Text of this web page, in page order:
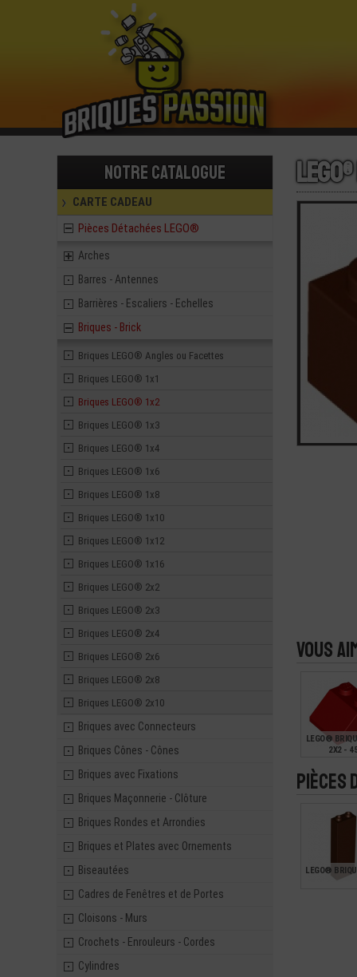
Notre catalogue
CARTE CADEAU
Pièces Détachées LEGO®
Arches
Barres - Antennes
Barrières - Escaliers - Echelles
Briques - Brick
Briques LEGO® Angles ou Facettes
Briques LEGO® 1x1
Briques LEGO® 1x2
Briques LEGO® 1x3
Briques LEGO® 1x4
Briques LEGO® 1x6
Briques LEGO® 1x8
Briques LEGO® 1x10
Briques LEGO® 1x12
Briques LEGO® 1x16
Briques LEGO® 2x2
Briques LEGO® 2x3
Briques LEGO® 2x4
Briques LEGO® 2x6
Briques LEGO® 2x8
Briques LEGO® 2x10
Briques avec Connecteurs
Briques Cônes - Cônes
Briques avec Fixations
Briques Maçonnerie - Clôture
Briques Rondes et Arrondies
Briques et Plates avec Ornements
Biseautées
Cadres de Fenêtres et de Portes
Cloisons - Murs
Crochets - Enrouleurs - Cordes
Cylindres
Vous
LEGO®
2X2 -
€
Pièces
LEGO®